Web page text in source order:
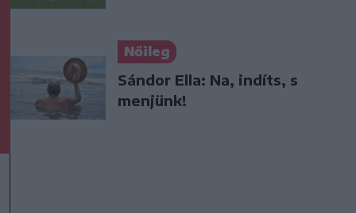
Nőileg
Sándor Ella: Na, indíts, s
menjünk!